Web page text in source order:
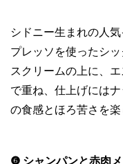
シドニー生まれの人
プレッソを使ったシ
スクリームの上に、
で重ね、仕上げには
の食感とほろ苦さを楽
❻ シャンパンと赤肉